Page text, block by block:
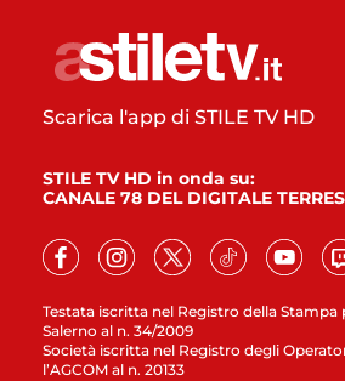
Testata iscritta nel Registro della Stampa
Salerno al n. 34/2009
Società iscritta nel Registro degli
l’AGCOM al n. 20133
Scarica l'app di STILE TV HD
STILE TV HD in onda su:
CANALE 78 DEL DIGITALE